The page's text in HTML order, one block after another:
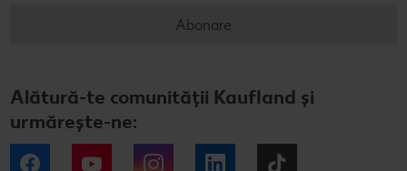
Abonare
Alătură-te comunității Kaufland și
urmărește-ne:
Facebook YouTube Instagram LinkedIn